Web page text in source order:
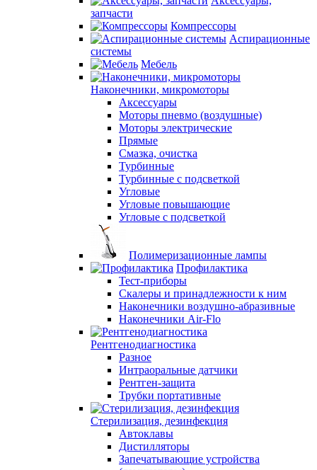
запчасти
Компрессоры
Аспирационные
системы
Мебель
Наконечники, микромоторы
Аксессуары
Моторы пневмо (воздушные)
Моторы электрические
Прямые
Смазка, очистка
Турбинные
Турбинные с подсветкой
Угловые
Угловые повышающие
Угловые с подсветкой
Полимеризационные лампы
Профилактика
Тест-приборы
Скалеры и принадлежности к ним
Наконечники воздушно-абразивные
Наконечники Air-Flo
Рентгенодиагностика
Разное
Интраоральные датчики
Рентген-защита
Трубки портативные
Стерилизация, дезинфекция
Автоклавы
Дистилляторы
Запечатывающие устройства